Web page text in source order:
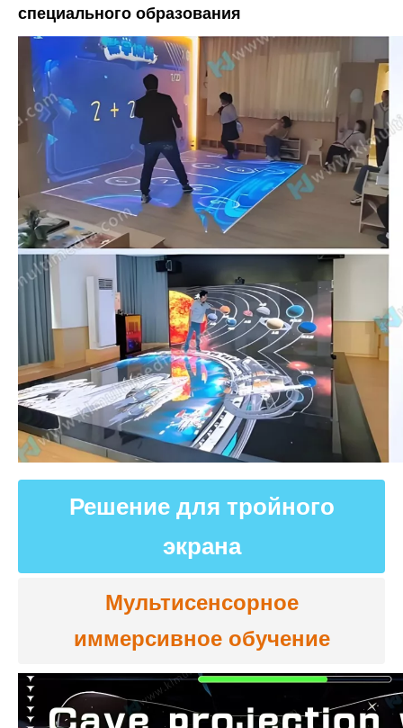
специального образования
Решение для тройного
экрана
Мультисенсорное
иммерсивное обучение